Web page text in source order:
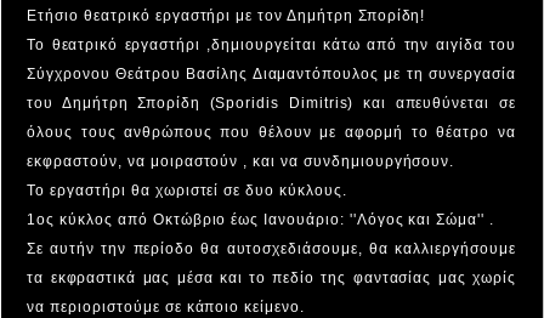
Ετήσιο θεατρικό εργαστήρι με τον Δημήτρη Σπορίδη!
Το θεατρικό εργαστήρι ,δημιουργείται κάτω από την αιγίδα του
Σύγχρονου Θεάτρου Βασίλης Διαμαντόπουλος με τη συνεργασία
του Δημήτρη Σπορίδη (Sporidis Dimitris) και απευθύνεται σε
όλους τους ανθρώπους που θέλουν με αφορμή το θέατρο να
εκφραστούν, να μοιραστούν , και να συνδημιουργήσουν.
Το εργαστήρι θα χωριστεί σε δυο κύκλους.
1ος κύκλος από Οκτώβριο έως Ιανουάριο: ''Λόγος και Σώμα'' .
Σε αυτήν την περίοδο θα αυτοσχεδιάσουμε, θα καλλιεργήσουμε
τα εκφραστικά μας μέσα και το πεδίο της φαντασίας μας χωρίς
να περιοριστούμε σε κάποιο κείμενο.